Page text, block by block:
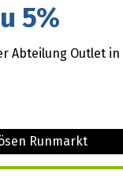
5%
Abteilung Outlet
Runmarkt